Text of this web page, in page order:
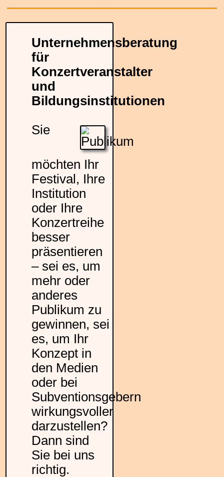
Unternehmensberatung
für
Konzertveranstalter
und
Bildungsinstitutionen
Sie
möchten Ihr
Festival, Ihre
Institution
oder Ihre
Konzertreihe
besser
präsentieren
– sei es, um
mehr oder
anderes
Publikum zu
gewinnen, sei
es, um Ihr
Konzept in
den Medien
oder bei
Subventionsgebern
wirkungsvoller
darzustellen?
Dann sind
Sie bei uns
richtig.